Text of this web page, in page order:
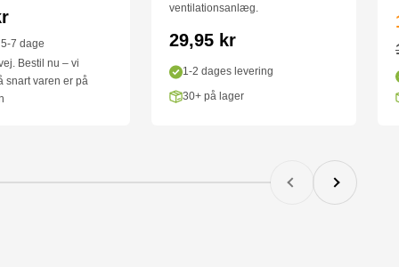
7 dage
Bestil nu – vi
snart varen er på
ventilationsanlæg.
Salgspris
29,95 kr
1-2 dages levering
30+ på lager
ForrigeNæste